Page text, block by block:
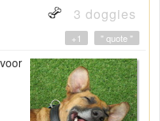
3 doggies
" quote "
+1